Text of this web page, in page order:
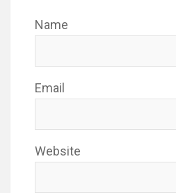
Name
Email
Website